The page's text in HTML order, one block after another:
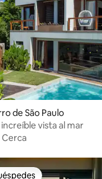
de São Paulo
vista al mar
Cerca